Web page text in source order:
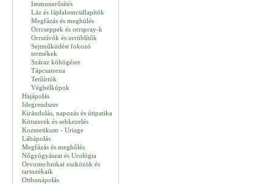
Immunerősítés
Láz és fájdalomcsillapítók
Megfázás és meghülés
Orrcseppek és orrspray-k
Orrszívók és orröblítők
Sejtműködést fokozó
termékek
Száraz köhögésre
Tápcsatorna
Tetűírtók
Végbélkúpok
Hajápolás
Idegrendszer
Kirándulás, napozás és útipatika
Kötszerek és sebkezelés
Kozmetikum - Uriage
Lábápolás
Megfázás és meghűlés
Nőgyógyászat és Urológia
Orvostechnikai eszközök és
tartozékaik
Otthonápolás